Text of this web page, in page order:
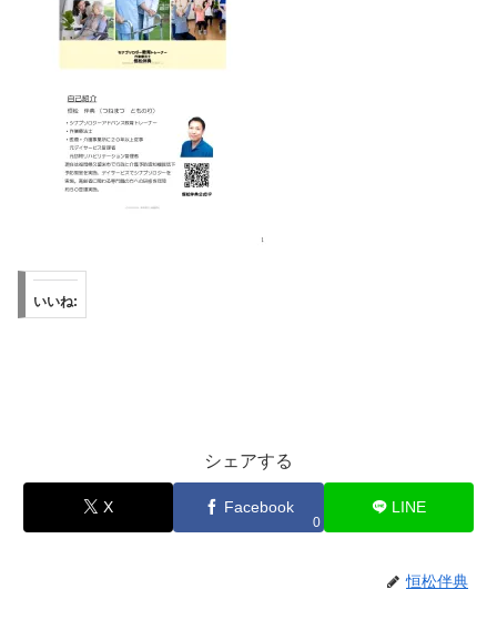
いいね:
シェアする
X Facebook
0
LINE
恒松伴典